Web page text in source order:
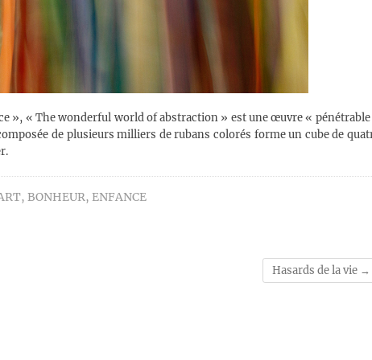
», « The wonderful world of abstraction » est une œuvre «
de plusieurs milliers de rubans colorés forme un cube de
, BONHEUR, ENFANCE
Hasards de la vie →